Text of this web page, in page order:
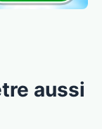
aussi